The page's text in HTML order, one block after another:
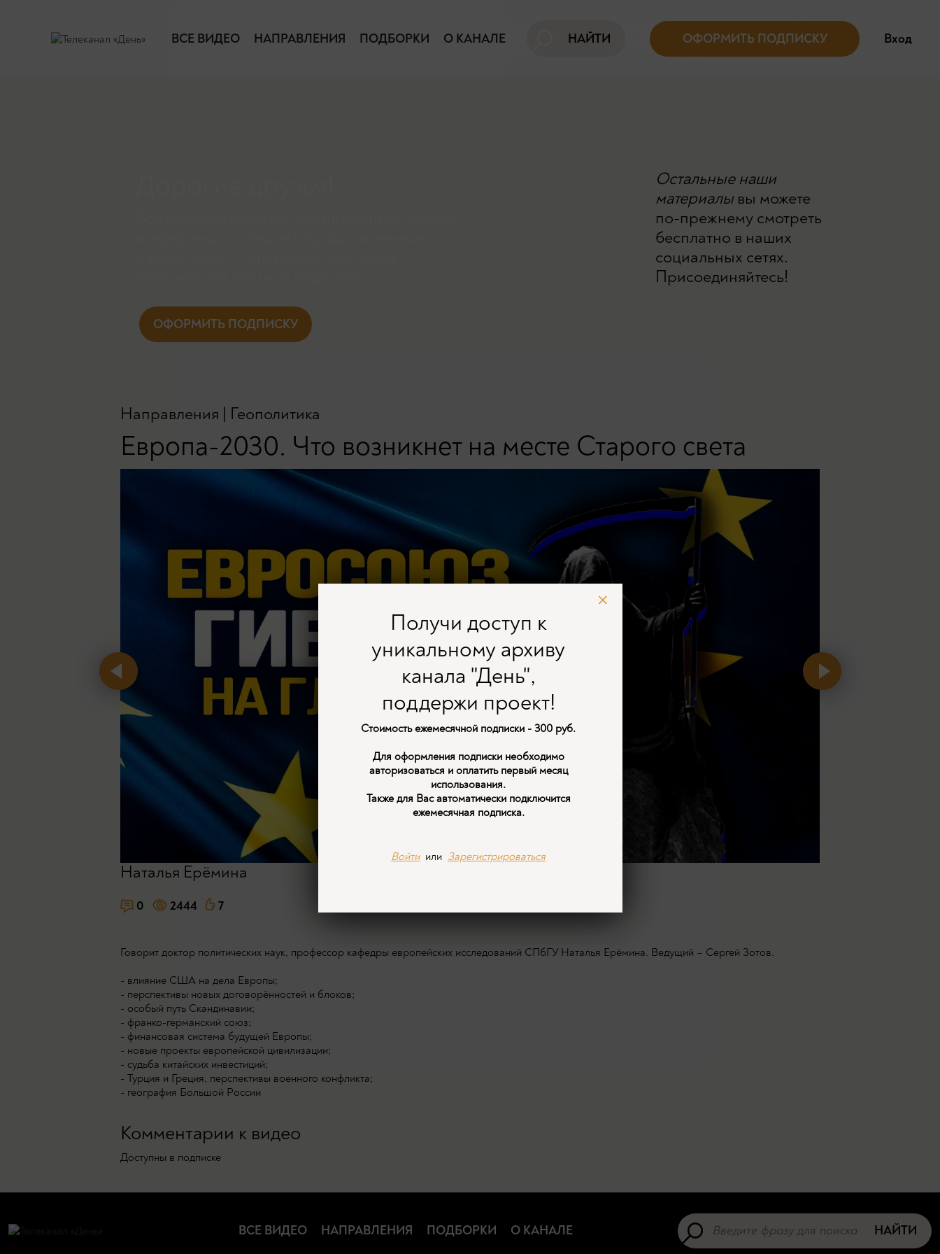
ВСЕ ВИДЕО НАПРАВЛЕНИЯ ПОДБОРКИ О КАНАЛЕ НАЙТИ ОФОРМИТЬ ПОДПИСКУ Вход
ОФОРМИТЬ ПОДПИСКУ
Остальные наши
материалы вы можете
по-прежнему смотреть
бесплатно в наших
социальных сетях.
Присоединяйтесь!
Направления Геополитика
Европа-2030. Что возникнет на месте Старого света
Наталья Ерёмина
0 2444 7
Говорит доктор политических наук, профессор кафедры европейских исследований СПбГУ Наталья Ерёмина. Ведущий – Сергей Зотов.
- влияние США на дела Европы;
- перспективы новых договорённостей и блоков;
- особый путь Скандинавии;
- франко-германский союз;
- финансовая система будущей Европы;
- новые проекты европейской цивилизации;
- судьба китайских инвестиций;
- Турция и Греция, перспективы военного конфликта;
- география Большой России
Комментарии к видео
Доступны в подписке
ВСЕ ВИДЕО НАПРАВЛЕНИЯ ПОДБОРКИ О КАНАЛЕ НАЙТИ
Получи доступ к
уникальному архиву
канала "День",
поддержи проект!
Стоимость ежемесячной подписки - 300 руб.
Для оформления подписки необходимо
авторизоваться и оплатить первый месяц
использования.
Также для Вас автоматически подключится
ежемесячная подписка.
Войти или Зарегистрироваться